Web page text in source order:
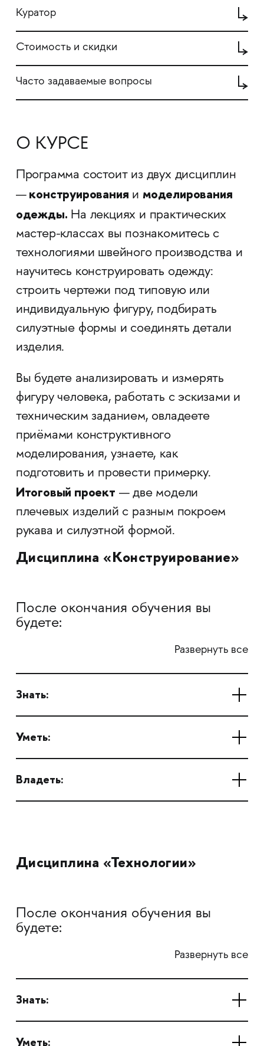
Куратор
Стоимость и скидки
Часто задаваемые вопросы
О КУРСЕ
Программа состоит из двух дисциплин
—конструирования и моделирования
одежды. На лекциях и практических
мастер-классах вы познакомитесь с
технологиями швейного производства и
научитесь конструировать одежду:
строить чертежи под типовую или
индивидуальную фигуру, подбирать
силуэтные формы и соединять детали
изделия.
Вы будете анализировать и измерять
фигуру человека, работать с эскизами и
техническим заданием, овладеете
приёмами конструктивного
моделирования, узнаете, как
подготовить и провести примерку.
Итоговый проект — две модели
плечевых изделий с разным покроем
рукава и силуэтной формой.
Дисциплина «Конструирование»
После окончания обучения вы
будете:
Развернуть все
Знать:
Уметь:
Владеть:
Дисциплина «Технологии»
После окончания обучения вы
будете:
Развернуть все
Знать:
Уметь: